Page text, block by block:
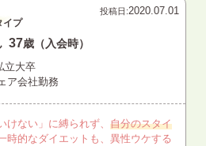
投稿日:2020.07.01
イプ
37歳（入会時）
立大卒
ア会社勤務
けない」に縛られず、 自分のスタイ
時的なダイエットも、異性ウケする